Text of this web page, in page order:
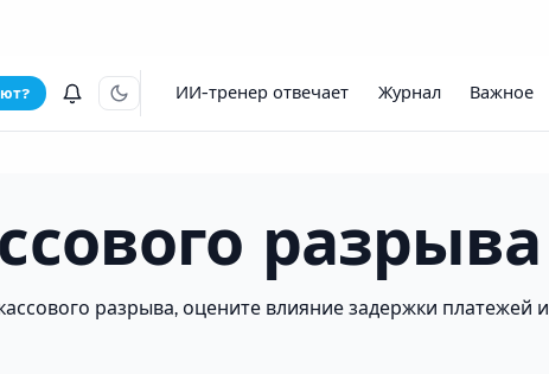
ИИ-тренер отвечает Журнал Важное
разрыва
разрыва, оцените влияние задержки платежей